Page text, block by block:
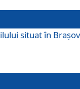
situat în